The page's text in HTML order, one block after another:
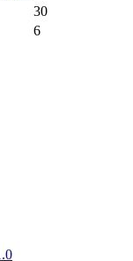
30
6